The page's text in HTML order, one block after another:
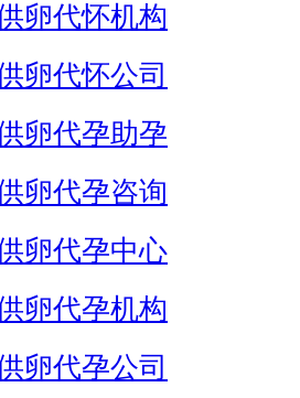
卵代怀机构
卵代怀公司
卵代孕助孕
卵代孕咨询
卵代孕中心
卵代孕机构
卵代孕公司